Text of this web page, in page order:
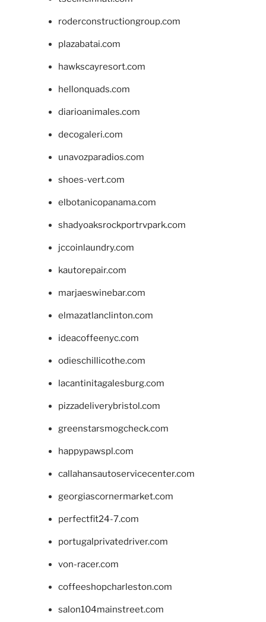
roderconstructiongroup.com
plazabatai.com
hawkscayresort.com
hellonquads.com
diarioanimales.com
decogaleri.com
unavozparadios.com
shoes-vert.com
elbotanicopanama.com
shadyoaksrockportrvpark.com
jccoinlaundry.com
kautorepair.com
marjaeswinebar.com
elmazatlanclinton.com
ideacoffeenyc.com
odieschillicothe.com
lacantinitagalesburg.com
pizzadeliverybristol.com
greenstarsmogcheck.com
happypawspl.com
callahansautoservicecenter.com
georgiascornermarket.com
perfectfit24-7.com
portugalprivatedriver.com
von-racer.com
coffeeshopcharleston.com
salon104mainstreet.com